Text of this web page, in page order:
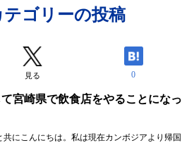
テゴリーの投稿
見る 0
宮崎県で飲食店をやることになっ
にこんにちは。私は現在カンボジアより帰国